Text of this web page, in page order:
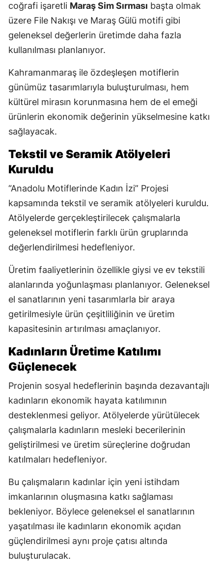
coğrafi işaretli Maraş Sim Sırması başta olmak
üzere File Nakışı ve Maraş Gülü motifi gibi
geleneksel değerlerin üretimde daha fazla
kullanılması planlanıyor.
Kahramanmaraş ile özdeşleşen motiflerin
günümüz tasarımlarıyla buluşturulması, hem
kültürel mirasın korunmasına hem de el emeği
ürünlerin ekonomik değerinin yükselmesine katkı
sağlayacak.
Tekstil ve Seramik Atölyeleri
Kuruldu
“Anadolu Motiflerinde Kadın İzi” Projesi
kapsamında tekstil ve seramik atölyeleri kuruldu.
Atölyelerde gerçekleştirilecek çalışmalarla
geleneksel motiflerin farklı ürün gruplarında
değerlendirilmesi hedefleniyor.
Üretim faaliyetlerinin özellikle giysi ve ev tekstili
alanlarında yoğunlaşması planlanıyor. Geleneksel
el sanatlarının yeni tasarımlarla bir araya
getirilmesiyle ürün çeşitliliğinin ve üretim
kapasitesinin artırılması amaçlanıyor.
Kadınların Üretime Katılımı
Güçlenecek
Projenin sosyal hedeflerinin başında dezavantajlı
kadınların ekonomik hayata katılımının
desteklenmesi geliyor. Atölyelerde yürütülecek
çalışmalarla kadınların mesleki becerilerinin
geliştirilmesi ve üretim süreçlerine doğrudan
katılmaları hedefleniyor.
Bu çalışmaların kadınlar için yeni istihdam
imkanlarının oluşmasına katkı sağlaması
bekleniyor. Böylece geleneksel el sanatlarının
yaşatılması ile kadınların ekonomik açıdan
güçlendirilmesi aynı proje çatısı altında
buluşturulacak.